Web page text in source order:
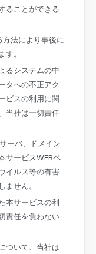
ることができる
法により事後に
す。
るシステムの中
タへの不正アク
ビスの利用に関
当社は一切責任
ーバ、ドメイン
サービスWEBペ
イルス等の有害
ません。
本サービスの利
責任を負わない
ついて、当社は